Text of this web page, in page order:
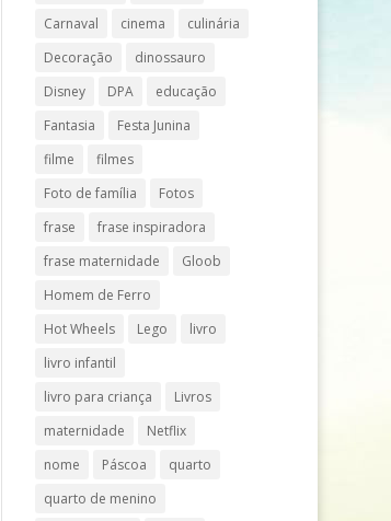
Carnaval
cinema
culinária
Decoração
dinossauro
Disney
DPA
educação
Fantasia
Festa Junina
filme
filmes
Foto de família
Fotos
frase
frase inspiradora
frase maternidade
Gloob
Homem de Ferro
Hot Wheels
Lego
livro
livro infantil
livro para criança
Livros
maternidade
Netflix
nome
Páscoa
quarto
quarto de menino